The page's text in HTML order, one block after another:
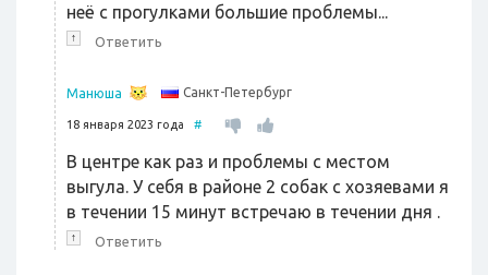
неё с прогулками большие проблемы...
↑ Ответить
Манюша Санкт-Петербург
18 января 2023 года #
В центре как раз и проблемы с местом
выгула. У себя в районе 2 собак с хозяевами я
в течении 15 минут встречаю в течении дня .
↑ Ответить